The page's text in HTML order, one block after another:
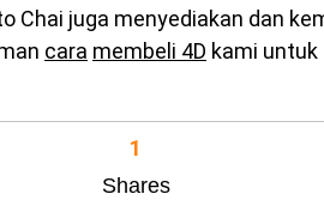
Chai juga menyediakan dan
cara membeli 4D kami untuk
Shares
1